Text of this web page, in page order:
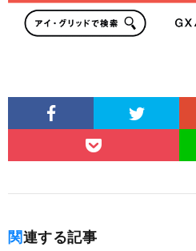
関連する記事